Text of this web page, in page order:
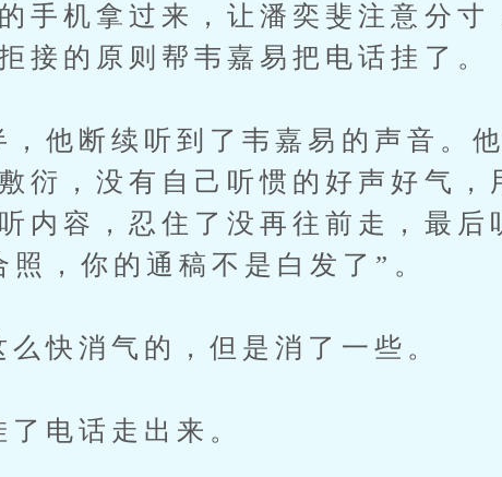
手机拿过来，让潘奕斐注意分寸
接的原则帮韦嘉易把电话挂了。
他断续听到了韦嘉易的声音。
衍，没有自己听惯的好声好气，
内容，忍住了没再往前走，最后
，你的通稿不是白发了”。
快消气的，但是消了一些。
电话走出来。